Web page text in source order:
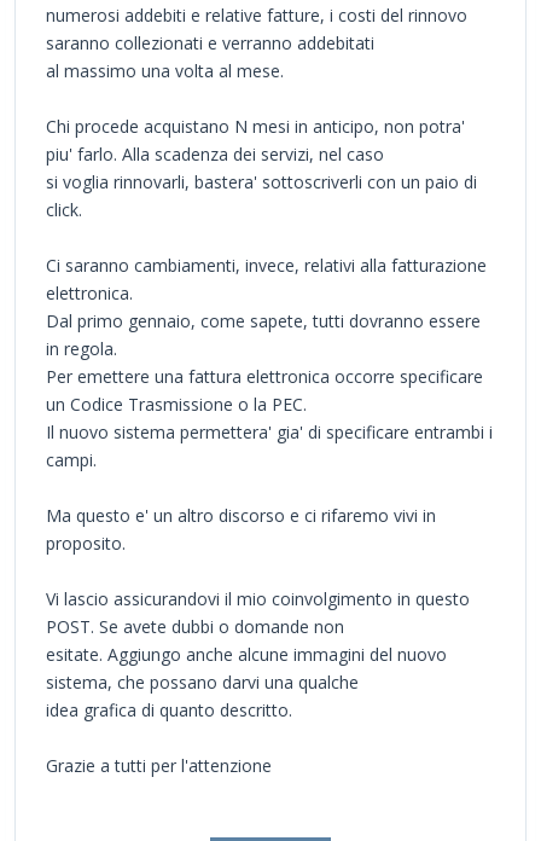
numerosi addebiti e relative fatture, i costi del rinnovo
saranno collezionati e verranno addebitati
al massimo una volta al mese.
Chi procede acquistano N mesi in anticipo, non potra'
piu' farlo. Alla scadenza dei servizi, nel caso
si voglia rinnovarli, bastera' sottoscriverli con un paio di
click.
Ci saranno cambiamenti, invece, relativi alla fatturazione
elettronica.
Dal primo gennaio, come sapete, tutti dovranno essere
in regola.
Per emettere una fattura elettronica occorre specificare
un Codice Trasmissione o la PEC.
Il nuovo sistema permettera' gia' di specificare entrambi i
campi.
Ma questo e' un altro discorso e ci rifaremo vivi in
proposito.
Vi lascio assicurandovi il mio coinvolgimento in questo
POST. Se avete dubbi o domande non
esitate. Aggiungo anche alcune immagini del nuovo
sistema, che possano darvi una qualche
idea grafica di quanto descritto.
Grazie a tutti per l'attenzione